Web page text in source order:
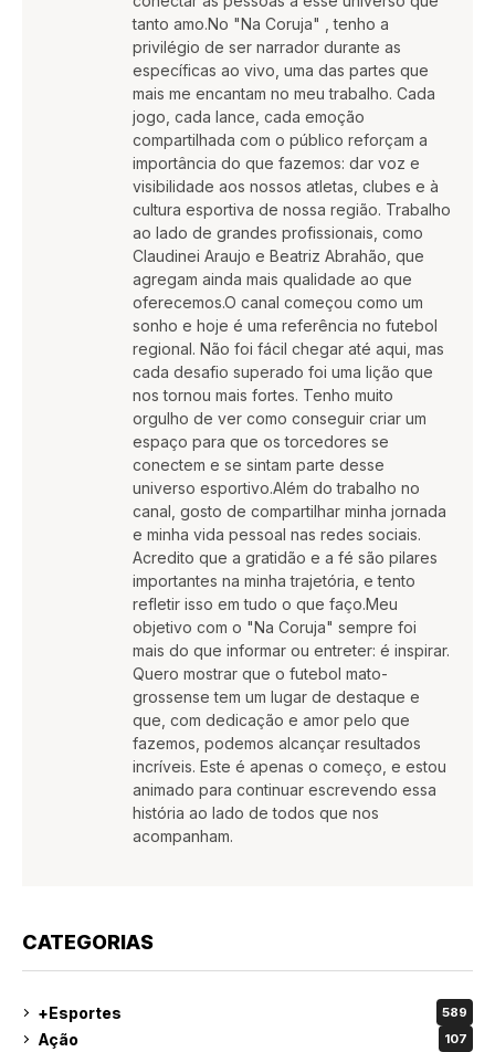
tanto amo.No "Na Coruja" , tenho a
privilégio de ser narrador durante as
específicas ao vivo, uma das partes que
mais me encantam no meu trabalho. Cada
jogo, cada lance, cada emoção
compartilhada com o público reforçam a
importância do que fazemos: dar voz e
visibilidade aos nossos atletas, clubes e à
cultura esportiva de nossa região. Trabalho
ao lado de grandes profissionais, como
Claudinei Araujo e Beatriz Abrahão, que
agregam ainda mais qualidade ao que
oferecemos.O canal começou como um
sonho e hoje é uma referência no futebol
regional. Não foi fácil chegar até aqui, mas
cada desafio superado foi uma lição que
nos tornou mais fortes. Tenho muito
orgulho de ver como conseguir criar um
espaço para que os torcedores se
conectem e se sintam parte desse
universo esportivo.Além do trabalho no
canal, gosto de compartilhar minha jornada
e minha vida pessoal nas redes sociais.
Acredito que a gratidão e a fé são pilares
importantes na minha trajetória, e tento
refletir isso em tudo o que faço.Meu
objetivo com o "Na Coruja" sempre foi
mais do que informar ou entreter: é inspirar.
Quero mostrar que o futebol mato-
grossense tem um lugar de destaque e
que, com dedicação e amor pelo que
fazemos, podemos alcançar resultados
incríveis. Este é apenas o começo, e estou
animado para continuar escrevendo essa
história ao lado de todos que nos
acompanham.
CATEGORIAS
+Esportes 589
Ação 107